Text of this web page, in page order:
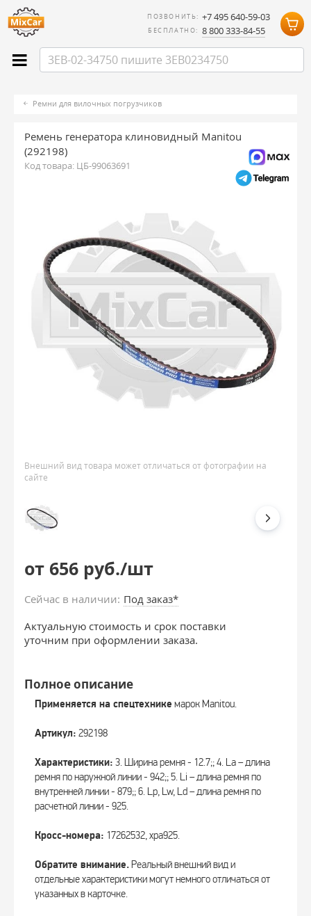
ПОЗВОНИТЬ: +7 495 640-59-03
БЕСПЛАТНО: 8 800 333-84-55
Ремни для вилочных погрузчиков
Ремень генератора клиновидный Manitou
(292198)
Код товара: ЦБ-99063691
Внешний вид товара может отличаться от фотографии на
сайте
от 656 руб./шт
Сейчас в наличии: Под заказ*
Актуальную стоимость и срок поставки
уточним при оформлении заказа.
Полное описание
Применяется на спецтехнике марок Manitou.
Артикул: 292198
Характеристики: 3. Ширина ремня - 12.7;; 4. La – длина
ремня по наружной линии - 942;; 5. Li – длина ремня по
внутренней линии - 879;; 6. Lp, Lw, Ld – длина ремня по
расчетной линии - 925.
Кросс-номера: 17262532, xpa925.
Обратите внимание.Реальный внешний вид и
отдельные характеристики могут немного отличаться от
указанных в карточке.